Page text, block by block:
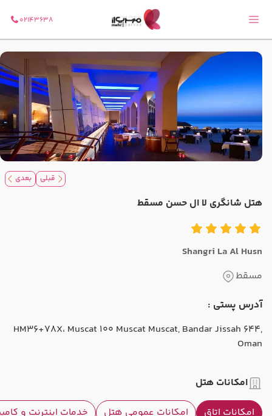
02143638
قبلی بعدی
هتل شانگری لا ال حسن مسقط
Shangri La Al Husn
مسقط
آدرس پستی :
HM36+78X، Muscat 100 Muscat Muscat, Bandar Jissah 644,
Oman
امکانات هتل
امکانات اتاق
امکانات عمومی هتل خدمات اینترنت و